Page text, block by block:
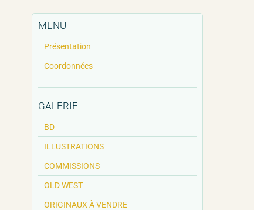
MENU
Présentation
Coordonnées
GALERIE
BD
ILLUSTRATIONS
COMMISSIONS
OLD WEST
ORIGINAUX À VENDRE